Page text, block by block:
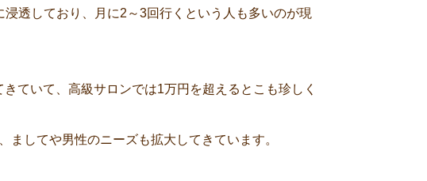
透しており、月に2～3回行くという人も多いのが現
ていて、高級サロンでは1万円を超えるとこも珍しく
してや男性のニーズも拡大してきています。